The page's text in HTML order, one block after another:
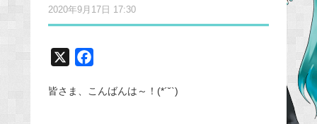
2020年9月17日 17:30
c
皆さま、こんばんは～！(*´˘`)